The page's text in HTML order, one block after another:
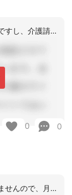
負担限度額認定証が影響するのは事業所ですし、介護請求はそのままして良いのではない
0 0
負担限度額認定証は給付管理に関係ありませんので、月遅れ請求する必要はありませんよ